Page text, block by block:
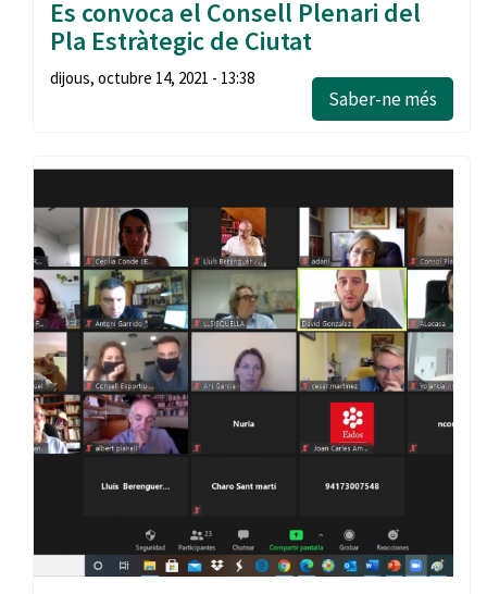
Es convoca el Consell Plenari del
Pla Estràtegic de Ciutat
dijous, octubre 14, 2021 - 13:38
Saber-ne més